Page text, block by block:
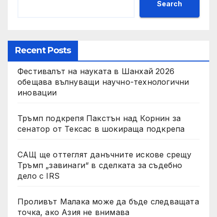
Search
Recent Posts
Фестивалът на науката в Шанхай 2026
обещава вълнуващи научно-технологични
иновации
Тръмп подкрепя Пакстън над Корнин за
сенатор от Тексас в шокираща подкрепа
САЩ ще оттеглят данъчните искове срещу
Тръмп „завинаги“ в сделката за съдебно
дело с IRS
Проливът Малака може да бъде следващата
точка, ако Азия не внимава